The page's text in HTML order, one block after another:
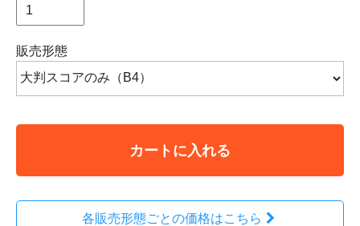
販売形態
カートに入れる
各販売形態ごとの価格はこちら